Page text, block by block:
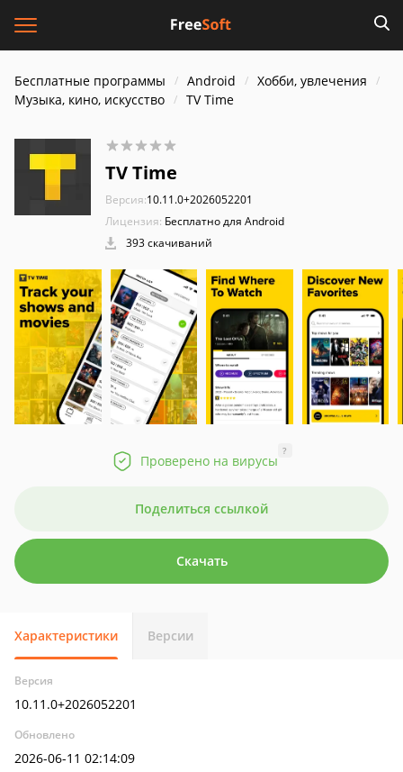
Бесплатные программы Android
Хобби, увлечения
Музыка, кино, искусство
TV Time
TV Time
Версия:10.11.0+2026052201
Лицензия: Бесплатно для Android
393 скачиваний
Проверено на вирусы
?
Поделиться ссылкой
Скачать
Характеристики Версии
Версия
10.11.0+2026052201
Обновлено
2026-06-11 02:14:09